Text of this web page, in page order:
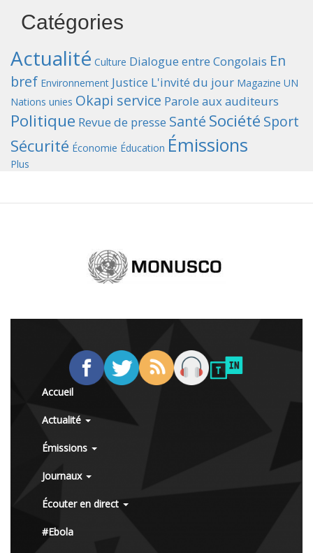
Catégories
Actualité Culture Dialogue entre Congolais En
bref Environnement Justice L'invité du jour Magazine UN
Nations unies Okapi service Parole aux auditeurs
Politique Revue de presse Santé Société Sport
Sécurité Économie Éducation Émissions
Plus
Accueil
Actualité
Émissions
Journaux
Écouter en direct
#Ebola